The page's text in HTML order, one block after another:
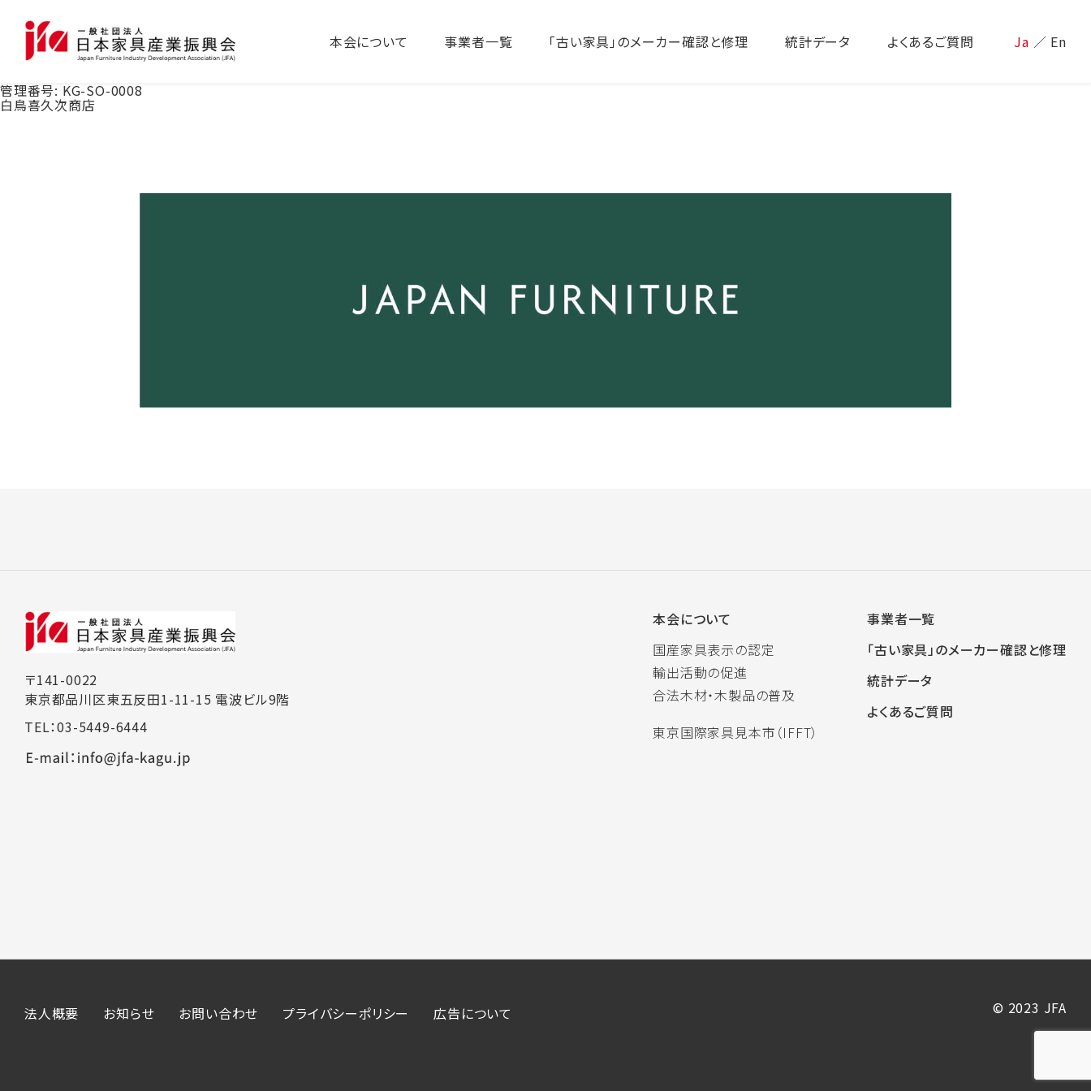
本会について 事業者一覧 「古い家具」のメーカー確認と修理 統計データ よくあるご質問 Ja ／ En
管理番号: KG-SO-0008
白鳥喜久次商店
〒141-0022
東京都品川区東五反田1-11-15 電波ビル9階
TEL：03-5449-6444
本会について
国産家具表示の認定
輸出活動の促進
合法木材・木製品の普及
東京国際家具見本市（IFFT）
事業者一覧
「古い家具」のメーカー確認と修理
統計データ
よくあるご質問
法人概要 お知らせ お問い合わせ プライバシーポリシー 広告について © 2023 JFA